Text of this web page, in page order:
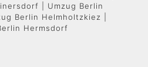
| Umzug Berlin
Berlin Helmholtzkiez |
Hermsdorf